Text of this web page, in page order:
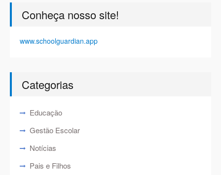
Conheça nosso site!
www.schoolguardian.app
Categorias
Educação
Gestão Escolar
Notícias
Pais e Filhos